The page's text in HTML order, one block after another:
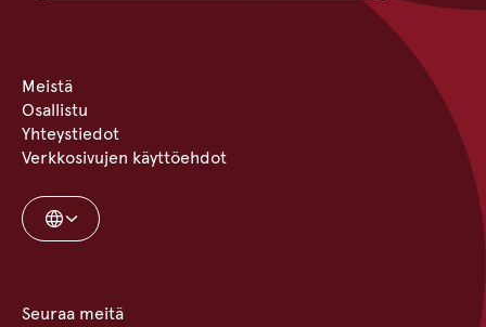
Meistä
Osallistu
Yhteystiedot
Verkkosivujen käyttöehdot
Seuraa meitä